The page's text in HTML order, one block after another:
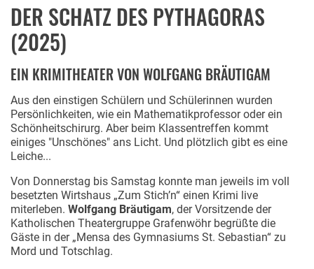
DER SCHATZ DES PYTHAGORAS
(2025)
EIN KRIMITHEATER VON WOLFGANG BRÄUTIGAM
Aus den einstigen Schülern und Schülerinnen wurden
Persönlichkeiten, wie ein Mathematikprofessor oder ein
Schönheitschirurg. Aber beim Klassentreffen kommt
einiges "Unschönes" ans Licht. Und plötzlich gibt es eine
Leiche...
Von Donnerstag bis Samstag konnte man jeweils im voll
besetzten Wirtshaus „Zum Stich’n“ einen Krimi live
miterleben. Wolfgang Bräutigam, der Vorsitzende der
Katholischen Theatergruppe Grafenwöhr begrüßte die
Gäste in der „Mensa des Gymnasiums St. Sebastian“ zu
Mord und Totschlag.